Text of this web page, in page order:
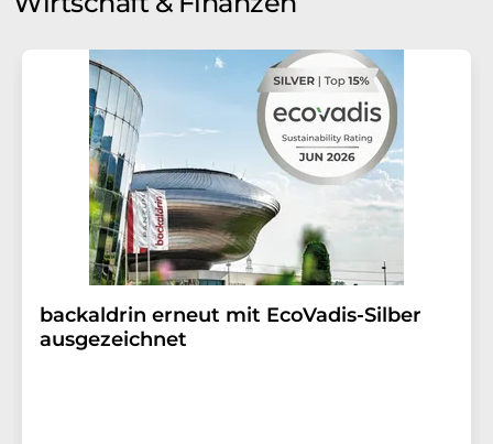
backaldrin erneut mit EcoVadis-Silber
ausgezeichnet